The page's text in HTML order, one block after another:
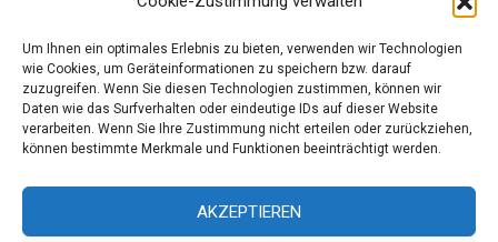
Um Ihnen ein optimales Erlebnis zu bieten, verwenden wir Technologien
wie Cookies, um Geräteinformationen zu speichern bzw. darauf
zuzugreifen. Wenn Sie diesen Technologien zustimmen, können wir
Daten wie das Surfverhalten oder eindeutige IDs auf dieser Website
verarbeiten. Wenn Sie Ihre Zustimmung nicht erteilen oder zurückziehen,
können bestimmte Merkmale und Funktionen beeinträchtigt werden.
AKZEPTIEREN
ÜBER UNS
Die Redaktion
Über modaCYCLE
Instagram